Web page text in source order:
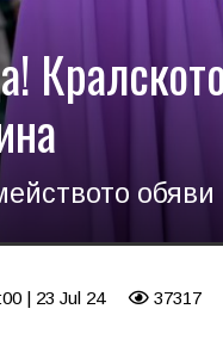
| 23 Jul 24 37317